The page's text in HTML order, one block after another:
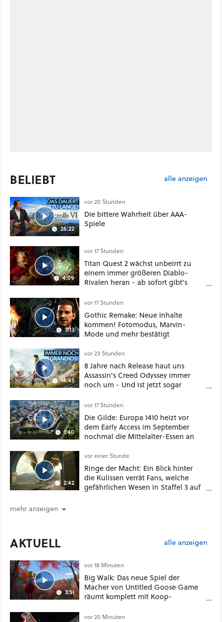
BELIEBT alle anzeigen
26:22
vor 20 Stunden
Die bittere Wahrheit über AAA-
Spiele
4:09
vor 17 Stunden
Titan Quest 2 wächst unbeirrt zu
einem immer größeren Diablo-
Rivalen heran - ab sofort gibt's
Klasse
3:13
vor 17 Stunden
Gothic Remake: Neue Inhalte
kommen! Fotomodus, Marvin-
Mode und mehr bestätigt
14:45
vor 23 Stunden
8 Jahre nach Release haut uns
Assassin's Creed Odyssey immer
noch um - Und ist jetzt sogar
1:40
vor 17 Stunden
Die Gilde: Europa 1410 heizt vor
dem Early Access im September
nochmal die Mittelalter-Essen an
2:42
vor einer Stunde
Ringe der Macht: Ein Blick hinter
die Kulissen verrät Fans, welche
gefährlichen Wesen in Staffel 3 auf
mehr anzeigen
AKTUELL alle anzeigen
3:51
vor 18 Minuten
Big Walk: Das neue Spiel der
Macher von Untitled Goose Game
räumt komplett mit Koop-
vor 20 Minuten